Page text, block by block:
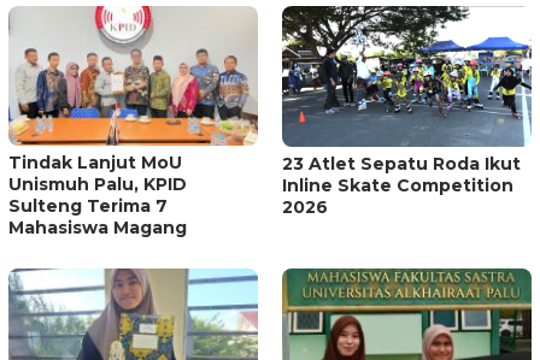
Tindak Lanjut MoU
Unismuh Palu, KPID
Sulteng Terima 7
Mahasiswa Magang
23 Atlet Sepatu Roda Ikut
Inline Skate Competition
2026